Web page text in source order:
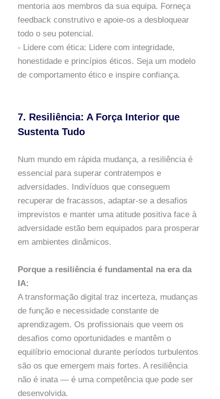
mentoria aos membros da sua equipa. Forneça
feedback construtivo e apoie-os a desbloquear
todo o seu potencial.
- Lidere com ética: Lidere com integridade,
honestidade e princípios éticos. Seja um modelo
de comportamento ético e inspire confiança.
7. Resiliência: A Força Interior que
Sustenta Tudo
Num mundo em rápida mudança, a resiliência é
essencial para superar contratempos e
adversidades. Indivíduos que conseguem
recuperar de fracassos, adaptar-se a desafios
imprevistos e manter uma atitude positiva face à
adversidade estão bem equipados para prosperar
em ambientes dinâmicos.
Porque a resiliência é fundamental na era da
IA:
A transformação digital traz incerteza, mudanças
de função e necessidade constante de
aprendizagem. Os profissionais que veem os
desafios como oportunidades e mantêm o
equilíbrio emocional durante períodos turbulentos
são os que emergem mais fortes. A resiliência
não é inata — é uma competência que pode ser
desenvolvida.